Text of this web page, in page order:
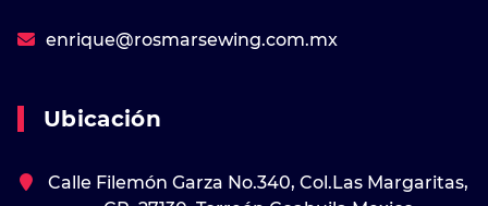
enrique@rosmarsewing.com.mx
Ubicación
Calle Filemón Garza No.340, Col.Las Margaritas,